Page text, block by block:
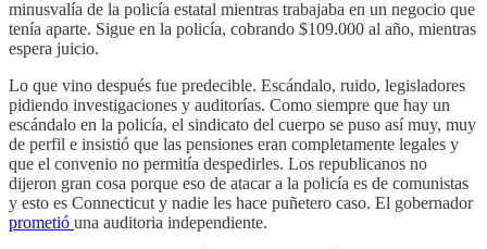
minusvalía de la policía estatal mientras trabajaba en un negocio que
tenía aparte. Sigue en la policía, cobrando $109.000 al año, mientras
espera juicio.
Lo que vino después fue predecible. Escándalo, ruido, legisladores
pidiendo investigaciones y auditorías. Como siempre que hay un
escándalo en la policía, el sindicato del cuerpo se puso así muy, muy
de perfil e insistió que las pensiones eran completamente legales y
que el convenio no permitía despedirles. Los republicanos no
dijeron gran cosa porque eso de atacar a la policía es de comunistas
y esto es Connecticut y nadie les hace puñetero caso. El gobernador
prometió una auditoria independiente.